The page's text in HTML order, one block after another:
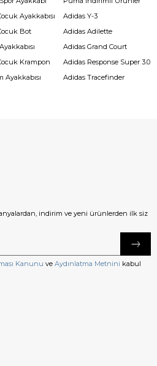
Ayakkabısı
Bot
Krampon
Ayakkabısı
Adidas Y-3
Adidas Adilette
Adidas Grand Court
Adidas Response Super 3.0
Adidas Tracefinder
indirim ve yeni ürünlerden ilk siz
Kanunu ve Aydınlatma Metnini kabul